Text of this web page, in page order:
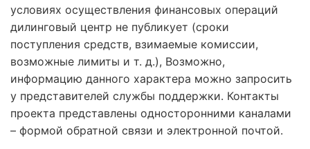
условиях осуществления финансовых операций
дилинговый центр не публикует (сроки
поступления средств, взимаемые комиссии,
возможные лимиты и т. д.), Возможно,
информацию данного характера можно запросить
у представителей службы поддержки. Контакты
проекта представлены односторонними каналами
– формой обратной связи и электронной почтой.